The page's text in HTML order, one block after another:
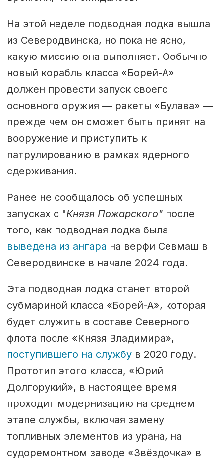
На этой неделе подводная лодка вышла
из Северодвинска, но пока не ясно,
какую миссию она выполняет. Ообычно
новый корабль класса «Борей-А»
должен провести запуск своего
основного оружия — ракеты «Булава» —
прежде чем он сможет быть принят на
вооружение и приступить к
патрулированию в рамках ядерного
сдерживания.
Ранее не сообщалось об успешных
запусках с "Князя Пожарского"после
того, как подводная лодка была
выведена из ангара на верфи Севмаш в
Северодвинске в начале 2024 года.
Эта подводная лодка станет второй
субмариной класса «Борей-А», которая
будет служить в составе Северного
флота после «Князя Владимира»,
поступившего на службув 2020 году.
Прототип этого класса, «Юрий
Долгорукий», в настоящее время
проходит модернизацию на среднем
этапе службы, включая замену
топливных элементов из урана, на
судоремонтном заводе «Звёздочка» в